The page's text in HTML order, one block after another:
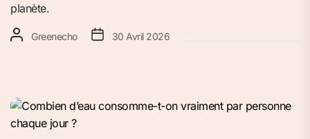
planète.
Greenecho 30 Avril 2026